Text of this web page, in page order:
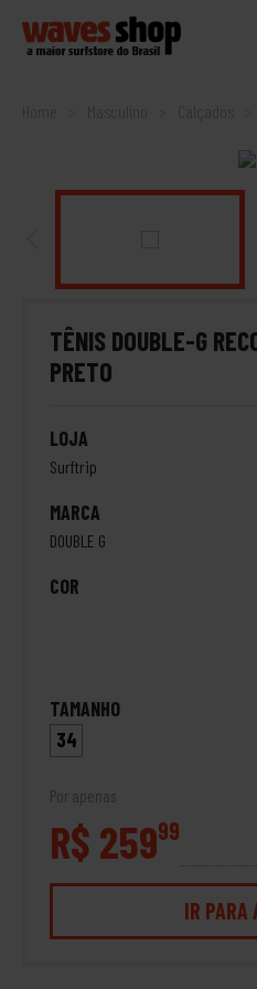
Home
TÊNIS DOUBLE-G
PRETO
LOJA
Surftrip
MARCA
DOUBLE G
COR
TAMANHO
34
Por apenas
R$ 25999
IR PARA